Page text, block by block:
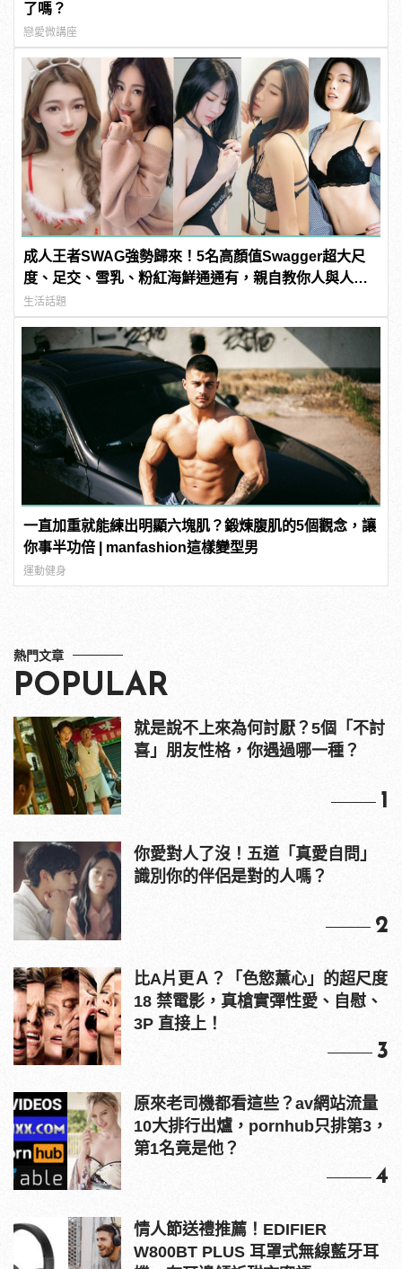
了嗎？
戀愛微講座
成人王者SWAG強勢歸來！5名高顏值Swagger超大尺
度、足交、雪乳、粉紅海鮮通通有，親自教你人與人的
連結！ | manfashion這樣變型男
生活話題
一直加重就能練出明顯六塊肌？鍛煉腹肌的5個觀念，讓
你事半功倍 | manfashion這樣變型男
運動健身
熱門文章
POPULAR
就是說不上來為何討厭？5個「不討
喜」朋友性格，你遇過哪一種？
1
你愛對人了沒！五道「真愛自問」
識別你的伴侶是對的人嗎？
2
比A片更Ａ？「色慾薰心」的超尺度
18 禁電影，真槍實彈性愛、自慰、
3P 直接上！
3
原來老司機都看這些？av網站流量
10大排行出爐，pornhub只排第3，
第1名竟是他？
4
情人節送禮推薦！EDIFIER
W800BT PLUS 耳罩式無線藍牙耳